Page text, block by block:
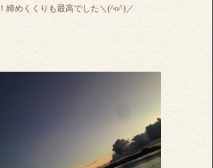
締めくくりも最高でした＼(^o^)／